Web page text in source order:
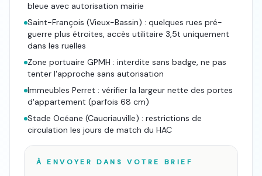
bleue avec autorisation mairie
Saint-François (Vieux-Bassin) : quelques rues pré-
guerre plus étroites, accès utilitaire 3,5t uniquement
dans les ruelles
Zone portuaire GPMH : interdite sans badge, ne pas
tenter l'approche sans autorisation
Immeubles Perret : vérifier la largeur nette des portes
d'appartement (parfois 68 cm)
Stade Océane (Caucriauville) : restrictions de
circulation les jours de match du HAC
À ENVOYER DANS VOTRE BRIEF